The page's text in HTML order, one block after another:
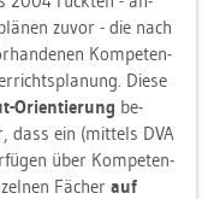
zuvor - die nach
Kom­pe­ten­
Diese
Ori­en­tie­rung be­
dass ein (mit­tels DVA
über Kom­pe­ten­
Fä­cher auf